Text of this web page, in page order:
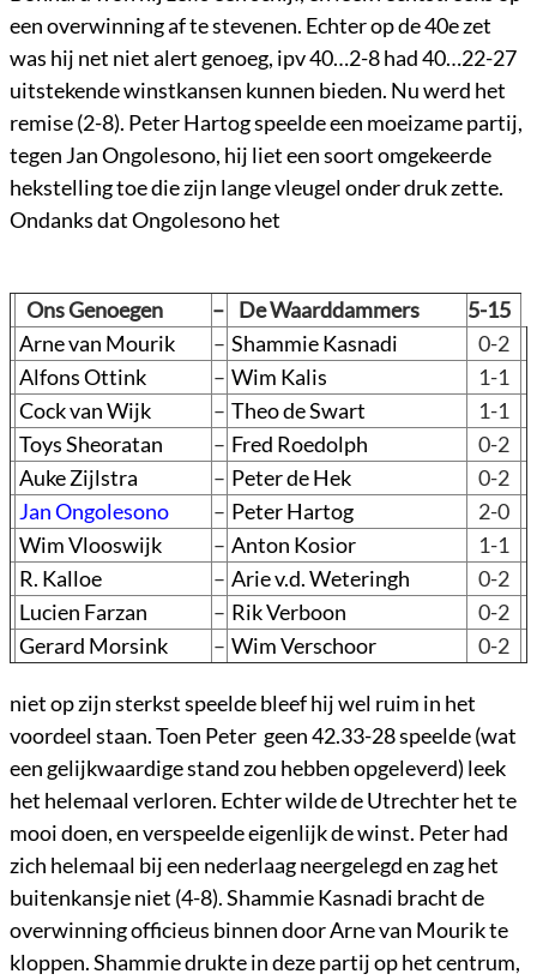
een overwinning af te stevenen. Echter op de 40e zet
was hij net niet alert genoeg, ipv 40…2-8 had 40…22-27
uitstekende winstkansen kunnen bieden. Nu werd het
remise (2-8). Peter Hartog speelde een moeizame partij,
tegen Jan Ongolesono, hij liet een soort omgekeerde
hekstelling toe die zijn lange vleugel onder druk zette.
Ondanks dat Ongolesono het
Ons Genoegen – De Waarddammers
5-15
Arne van Mourik
– Shammie Kasnadi
0-2
Alfons Ottink
– Wim Kalis
1-1
Cock van Wijk
– Theo de Swart
1-1
Toys Sheoratan
– Fred Roedolph
0-2
Auke Zijlstra
– Peter de Hek
0-2
Jan Ongolesono
– Peter Hartog
2-0
Wim Vlooswijk
– Anton Kosior
1-1
R. Kalloe
– Arie v.d. Weteringh
0-2
Lucien Farzan
– Rik Verboon
0-2
Gerard Morsink
– Wim Verschoor 0-2
niet op zijn sterkst speelde bleef hij wel ruim in het
voordeel staan. Toen Peter geen 42.33-28 speelde (wat
een gelijkwaardige stand zou hebben opgeleverd) leek
het helemaal verloren. Echter wilde de Utrechter het te
mooi doen, en verspeelde eigenlijk de winst. Peter had
zich helemaal bij een nederlaag neergelegd en zag het
buitenkansje niet (4-8). Shammie Kasnadi bracht de
overwinning officieus binnen door Arne van Mourik te
kloppen. Shammie drukte in deze partij op het centrum,